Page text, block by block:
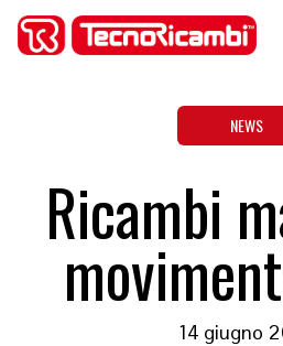
NEWS
Ricambi
14 giugno